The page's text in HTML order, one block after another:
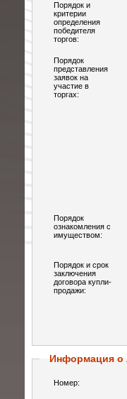
Порядок и
критерии
определения
победителя
торгов:
Порядок
представления
заявок на
участие в
торгах:
Порядок
ознакомления с
имуществом:
Порядок и срок
заключения
договора купли-
продажи:
Информация о
Номер: